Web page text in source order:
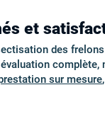
et
des
complète,
sur mesure,